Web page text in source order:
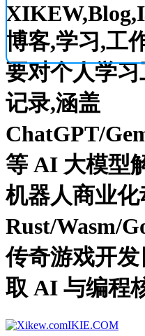
博客,学习,工
要对个人学
记录,涵盖
ChatGPT/
等 AI 大模型
机器人商业化
Rust/Wasm/
传奇游戏开
取 AI 与编程
IKIE.COM